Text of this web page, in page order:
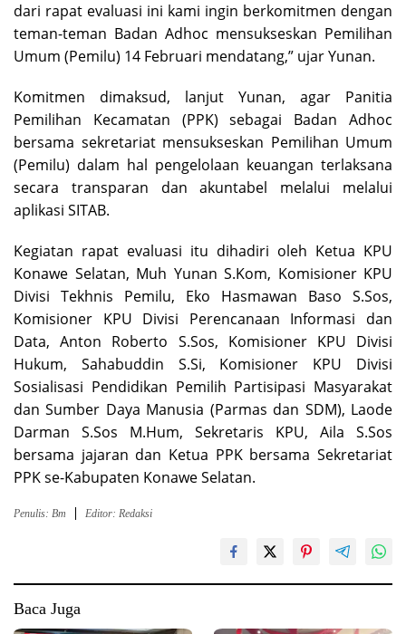
dari rapat evaluasi ini kami ingin berkomitmen dengan
teman-teman Badan Adhoc mensukseskan Pemilihan
Umum (Pemilu) 14 Februari mendatang,” ujar Yunan.
Komitmen dimaksud, lanjut Yunan, agar Panitia
Pemilihan Kecamatan (PPK) sebagai Badan Adhoc
bersama sekretariat mensukseskan Pemilihan Umum
(Pemilu) dalam hal pengelolaan keuangan terlaksana
secara transparan dan akuntabel melalui melalui
aplikasi SITAB.
Kegiatan rapat evaluasi itu dihadiri oleh Ketua KPU
Konawe Selatan, Muh Yunan S.Kom, Komisioner KPU
Divisi Tekhnis Pemilu, Eko Hasmawan Baso S.Sos,
Komisioner KPU Divisi Perencanaan Informasi dan
Data, Anton Roberto S.Sos, Komisioner KPU Divisi
Hukum, Sahabuddin S.Si, Komisioner KPU Divisi
Sosialisasi Pendidikan Pemilih Partisipasi Masyarakat
dan Sumber Daya Manusia (Parmas dan SDM), Laode
Darman S.Sos M.Hum, Sekretaris KPU, Aila S.Sos
bersama jajaran dan Ketua PPK bersama Sekretariat
PPK se-Kabupaten Konawe Selatan.
Penulis: Bm Editor: Redaksi
Baca Juga